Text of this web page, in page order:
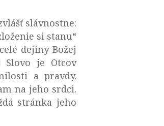
slávnostne:
si stanu“
dejiny Božej
Slovo je Otcov
a pravdy.
na jeho srdci.
stránka jeho